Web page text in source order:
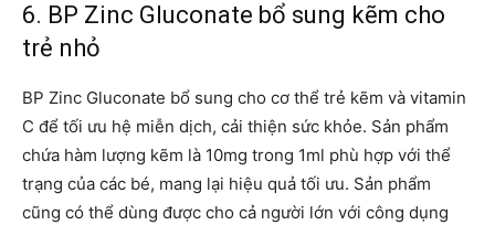
6. BP Zinc Gluconate bổ sung kẽm cho
trẻ nhỏ
BP Zinc Gluconate bổ sung cho cơ thể trẻ kẽm và vitamin
C để tối ưu hệ miễn dịch, cải thiện sức khỏe. Sản phẩm
chứa hàm lượng kẽm là 10mg trong 1ml phù hợp với thể
trạng của các bé, mang lại hiệu quả tối ưu. Sản phẩm
cũng có thể dùng được cho cả người lớn với công dụng